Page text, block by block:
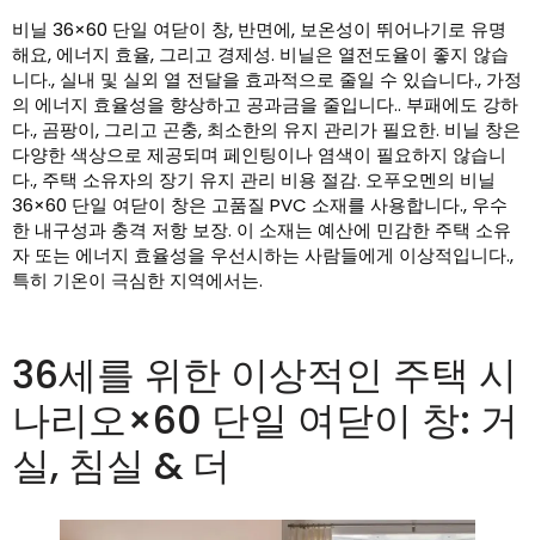
비닐 36×60 단일 여닫이 창, 반면에, 보온성이 뛰어나기로 유명
해요, 에너지 효율, 그리고 경제성. 비닐은 열전도율이 좋지 않습
니다., 실내 및 실외 열 전달을 효과적으로 줄일 수 있습니다., 가정
의 에너지 효율성을 향상하고 공과금을 줄입니다.. 부패에도 강하
다., 곰팡이, 그리고 곤충, 최소한의 유지 관리가 필요한. 비닐 창은
다양한 색상으로 제공되며 페인팅이나 염색이 필요하지 않습니
다., 주택 소유자의 장기 유지 관리 비용 절감. 오푸오멘의 비닐
36×60 단일 여닫이 창은 고품질 PVC 소재를 사용합니다., 우수
한 내구성과 충격 저항 보장. 이 소재는 예산에 민감한 주택 소유
자 또는 에너지 효율성을 우선시하는 사람들에게 이상적입니다.,
특히 기온이 극심한 지역에서는.
36세를 위한 이상적인 주택 시
나리오×60 단일 여닫이 창: 거
실, 침실 & 더